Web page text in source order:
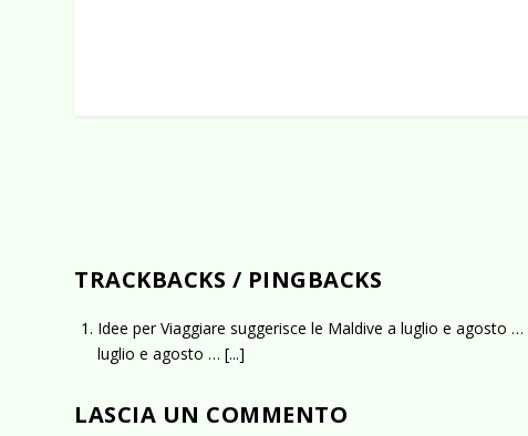
TRACKBACKS / PINGBACKS
Idee per Viaggiare suggerisce le Maldive a luglio e agosto …
luglio e agosto … [...]
LASCIA UN COMMENTO